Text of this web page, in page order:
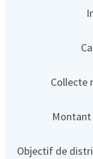
Collecte
Objectif de